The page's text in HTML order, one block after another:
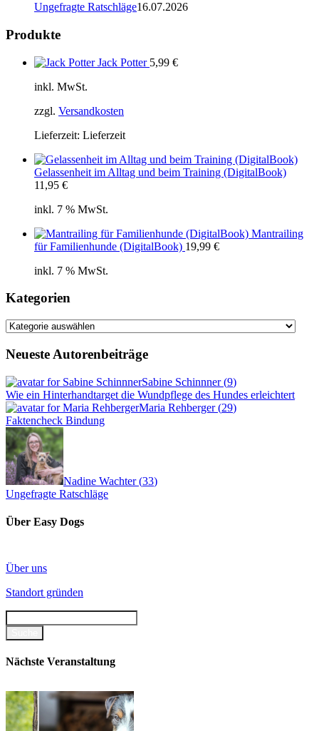
Ungefragte Ratschläge16.07.2026
Produkte
Jack Potter 5,99 €
inkl. MwSt.
zzgl. Versandkosten
Lieferzeit: Lieferzeit
Gelassenheit im Alltag und beim Training (DigitalBook)
11,95 €
inkl. 7 % MwSt.
Mantrailing
für Familienhunde (DigitalBook) 19,99 €
inkl. 7 % MwSt.
Kategorien
Kategorien
Neueste Autorenbeiträge
Sabine Schinnner(9)
Wie ein Hinterhandtarget die Wundpflege des Hundes erleichtert
Maria Rehberger(29)
Faktencheck Bindung
Nadine Wachter(33)
Ungefragte Ratschläge
Über Easy Dogs
Über uns
Standort gründen
Nächste Veranstaltung